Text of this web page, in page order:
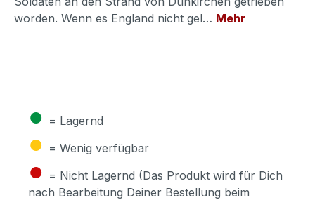
worden. Wenn es England nicht gel… Mehr
● = Lagernd
● = Wenig verfügbar
● = Nicht Lagernd (Das Produkt wird für Dich
nach Bearbeitung Deiner Bestellung beim